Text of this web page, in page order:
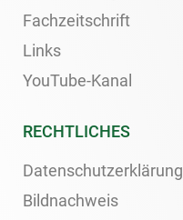
Fachzeitschrift
Links
YouTube-Kanal
RECHTLICHES
Datenschutzerklärung
Bildnachweis